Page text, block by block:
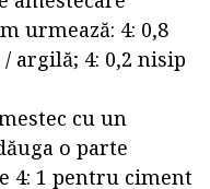
urmează: 4: 0,8
argilă; 4: 0,2 nisip
cu un
o parte
4: 1 pentru ciment